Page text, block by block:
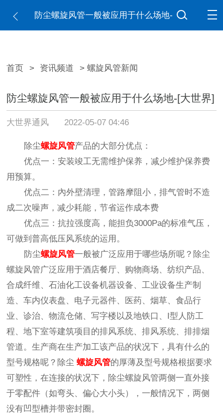
防尘螺旋风管一般被应用于什么场地-
首页 > 资讯频道 > 螺旋风管新闻
防尘螺旋风管一般被应用于什么场地-[大世界]
大世界通风 2022-05-07 04:46
除尘螺旋风管产品的大部分优点：
优点一：安装竣工无需维护保养，减少维护保养费
用预算。
优点二：內外壁清理，管路摩阻小，排气管时不造
成二次噪声，减少耗能，节省运作成本费
优点三：抗拉强度高，能担负3000Pa的标准气压，
可做到普高低压风系统的运用。
防尘螺旋风管一般被广泛应用于哪些场所呢？除尘
螺旋风管广泛应用于酒店餐厅、购物商场、纺织产品、
合成纤维、石油化工设备机器设备、工业设备生产制
造、车内仪表盘、电子元器件、医药、烟草、食品行
业、诊治、物流仓储、写字楼以及地铁口、I型人防工
程、地下室等建筑项目的排风系统、排风系统、排排烟
管道。生产商在生产加工该产品的状况下，具有什么的
型号规格呢？除尘螺旋风管的厚薄及型号规格根据要求
可塑性，在连接的状况下，除尘螺旋风管两侧一直外接
于零配件（如弯头、偏心大小头），一般情况下，两侧
没有凹型槽并带密封圈。